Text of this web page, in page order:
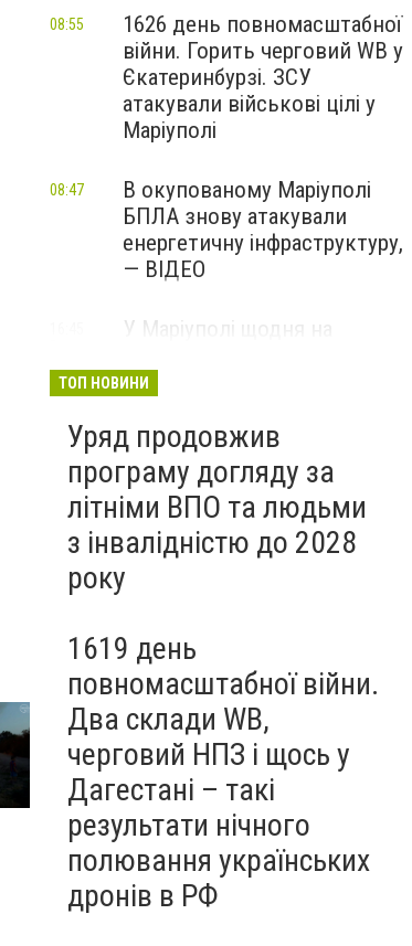
1626 день повномасштабної
війни. Горить черговий WB у
Єкатеринбурзі. ЗСУ
атакували військові цілі у
Маріуполі
08:55
В окупованому Маріуполі
БПЛА знову атакували
енергетичну інфраструктуру,
— ВІДЕО
08:47
У Маріуполі щодня на
відключатимуть світло: це
ТОП НОВИНИ
Уряд продовжив
програму догляду за
літніми ВПО та людьми
з інвалідністю до 2028
року
1619 день
повномасштабної війни.
Два склади WB,
черговий НПЗ і щось у
Дагестані – такі
результати нічного
полювання українських
дронів в РФ